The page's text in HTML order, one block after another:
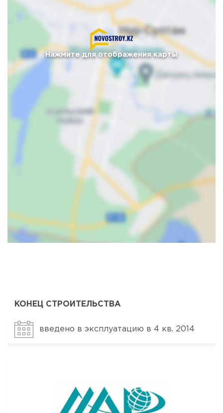
Нажмите для отображения карты
КОНЕЦ СТРОИТЕЛЬСТВА
введено в эксплуатацию в 4 кв. 2014